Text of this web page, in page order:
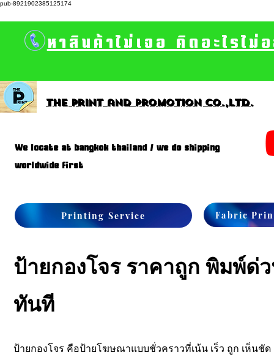
pub-8921902385125174
หาสินค้าไม่เจอ คิดอะไรไ
The print and promotion CO.,Ltd.
We locate at bangkok thailand / we do shipping
worldwide first
Printing Service Fabric
ป้ายกองโจร ราคาถูก พิมพ์ด่
ทันที
ป้ายกองโจร คือป้ายโฆษณาแบบชั่วคราวที่เน้น เร็ว ถูก เห็นชัด